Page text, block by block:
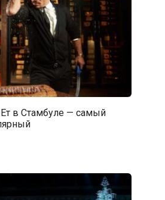
в Стамбуле — самый